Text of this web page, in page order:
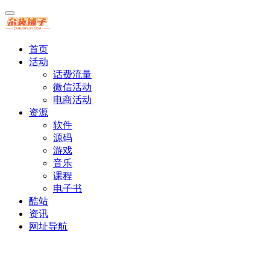
首页
活动
话费流量
微信活动
电商活动
资源
软件
源码
游戏
音乐
课程
电子书
酷站
资讯
网址导航